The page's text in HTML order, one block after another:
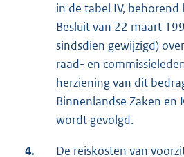
in de tabel IV,
Besluit van 22 maart
sindsdien gewijzigd)
raad- en
herziening van dit
Binnenlandse Zaken en
wordt gevolgd.
4.
De reiskosten van